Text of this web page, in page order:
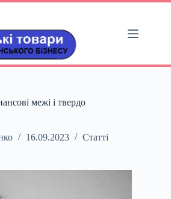
межі і твердо
16.09.2023 Статті